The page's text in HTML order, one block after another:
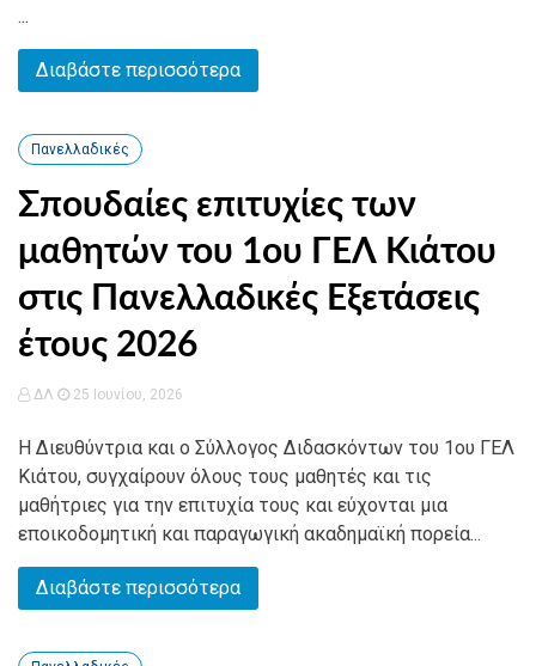
...
Διαβάστε περισσότερα
Πανελλαδικές
Σπουδαίες επιτυχίες των
μαθητών του 1ου ΓΕΛ Κιάτου
στις Πανελλαδικές Εξετάσεις
έτους 2026
ΔΛ 25 Ιουνίου, 2026
Η Διευθύντρια και ο Σύλλογος Διδασκόντων του 1ου ΓΕΛ
Κιάτου, συγχαίρουν όλους τους μαθητές και τις
μαθήτριες για την επιτυχία τους και εύχονται μια
εποικοδομητική και παραγωγική ακαδημαϊκή πορεία...
Διαβάστε περισσότερα